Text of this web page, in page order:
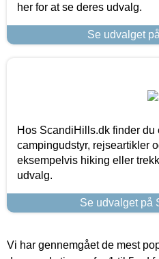
her for at se deres udvalg.
Se udvalget
Hos ScandiHills.dk finder
campingudstyr, rejseartikler
eksempelvis hiking eller
udvalg.
Se udvalget på
Vi har gennemgået de mest